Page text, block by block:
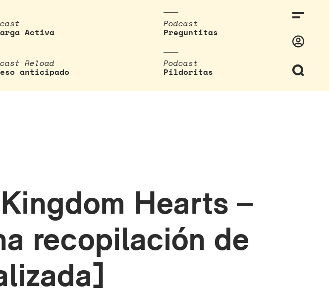
Activa
Podcast
Preguntitas
Reload
anticipado
Podcast
Pildoritas
Hearts –
recopilación de